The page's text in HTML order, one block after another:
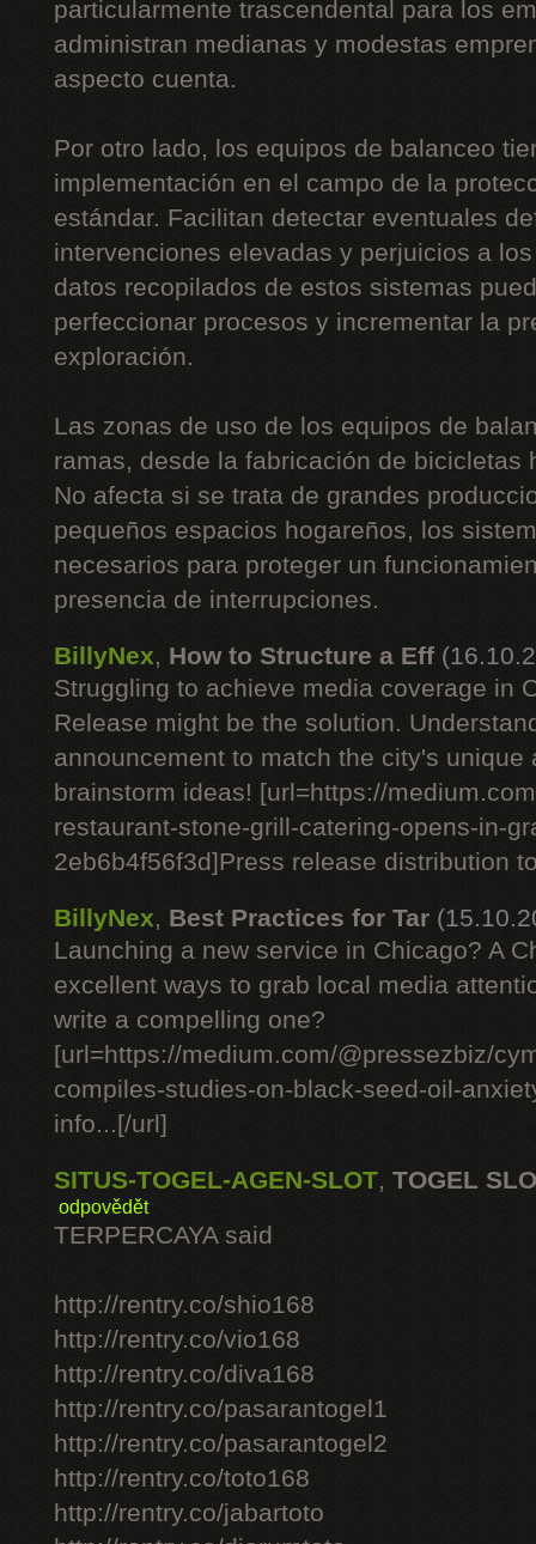
particularmente trascendental para los
administran medianas y modestas
aspecto cuenta.
Por otro lado, los equipos de balanceo
implementación en el campo de la
estándar. Facilitan detectar eventuales
intervenciones elevadas y perjuicios a
datos recopilados de estos sistemas
perfeccionar procesos y incrementar la
exploración.
Las zonas de uso de los equipos de
ramas, desde la fabricación de bicicletas
No afecta si se trata de grandes
pequeños espacios hogareños, los
necesarios para proteger un
presencia de interrupciones.
BillyNex, How to Structure a Eff
Struggling to achieve media coverage in
Release might be the solution.
announcement to match the city's
brainstorm ideas! [url=https://
restaurant-stone-grill-catering-opens-in-
2eb6b4f56f3d]Press release distribution
BillyNex, Best Practices for Tar
Launching a new service in Chicago? A
excellent ways to grab local media
write a compelling one?
[url=https://medium.com/@pressezbiz/
compiles-studies-on-black-seed-oil-
info...[/url]
SITUS-TOGEL-AGEN-SLOT,TOGEL
odpovědět
TERPERCAYA said
http://rentry.co/shio168
http://rentry.co/vio168
http://rentry.co/diva168
http://rentry.co/pasarantogel1
http://rentry.co/pasarantogel2
http://rentry.co/toto168
http://rentry.co/jabartoto